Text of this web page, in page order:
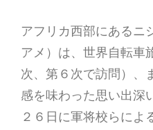
アフリカ西部にあるニ
アメ）は、世界自転車
次、第６次で訪問）、
感を味わった思い出深
２６日に軍将校らによ